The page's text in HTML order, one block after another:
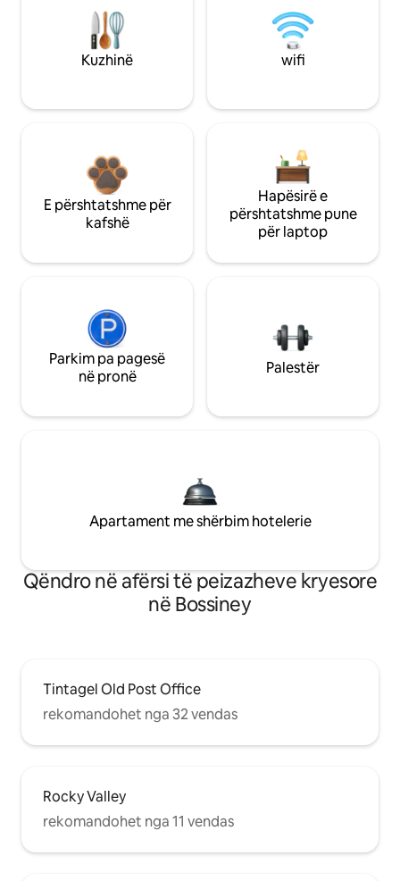
Kuzhinë wifi
E përshtatshme për
kafshë
Hapësirë e
përshtatshme pune
për laptop
Parkim pa pagesë
në pronë
Palestër
Apartament me shërbim hotelerie
Qëndro në afërsi të peizazheve kryesore
në Bossiney
Tintagel Old Post Office
rekomandohet nga 32 vendas
Rocky Valley
rekomandohet nga 11 vendas